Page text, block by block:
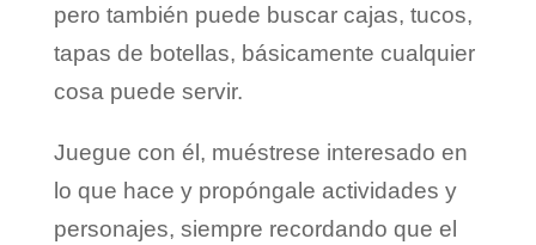
pero también puede buscar cajas, tucos,
tapas de botellas, básicamente cualquier
cosa puede servir.
Juegue con él, muéstrese interesado en
lo que hace y propóngale actividades y
personajes, siempre recordando que el